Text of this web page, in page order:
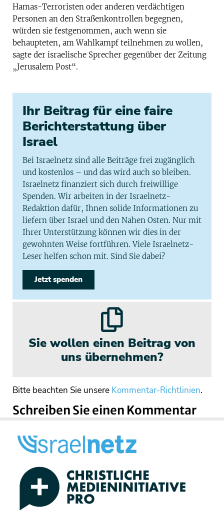
Hamas-Terroristen oder anderen verdächtigen
Personen an den Straßenkontrollen begegnen,
würden sie festgenommen, auch wenn sie
behaupteten, am Wahlkampf teilnehmen zu wollen,
sagte der israelische Sprecher gegenüber der Zeitung
„Jerusalem Post“.
Ihr Beitrag für eine faire
Berichterstattung über
Israel
Bei Israelnetz sind alle Beiträge frei zugänglich
und kostenlos – und das wird auch so bleiben.
Israelnetz finanziert sich durch freiwillige
Spenden. Wir arbeiten in der Israelnetz-
Redaktion dafür, Ihnen solide Informationen zu
liefern über Israel und den Nahen Osten. Nur mit
Ihrer Unterstützung können wir dies in der
gewohnten Weise fortführen. Viele Israelnetz-
Leser helfen schon mit. Sind Sie dabei?
Jetzt spenden
Sie wollen einen Beitrag von
uns übernehmen?
Bitte beachten Sie unsere Kommentar-Richtlinien.
Schreiben Sie einen Kommentar